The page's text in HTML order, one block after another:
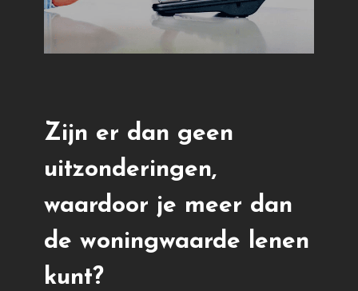
Zijn er dan geen
uitzonderingen,
waardoor je meer dan
de woningwaarde lenen
kunt?